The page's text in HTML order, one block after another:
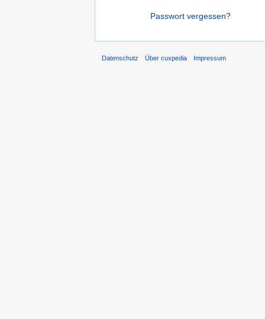
Passwort vergessen?
Datenschutz Über cuxpedia Impressum